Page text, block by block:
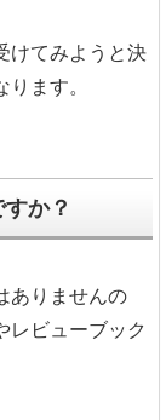
けてみようと決
ます。
か？
ありませんの
レビューブック